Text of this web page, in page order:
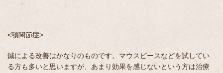
<顎関節症>
鍼による改善はかなりのものです。マウスピースなどを試してい
る方も多いと思いますが、あまり効果を感じないという方は治療